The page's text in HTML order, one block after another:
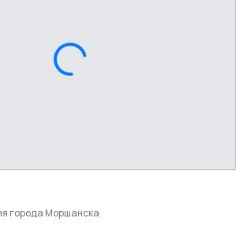
города Моршанска